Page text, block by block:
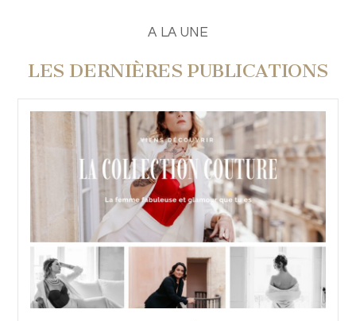
A LA UNE
LES DERNIÈRES PUBLICATIONS